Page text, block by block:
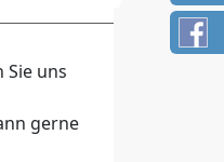
Sie uns
gerne